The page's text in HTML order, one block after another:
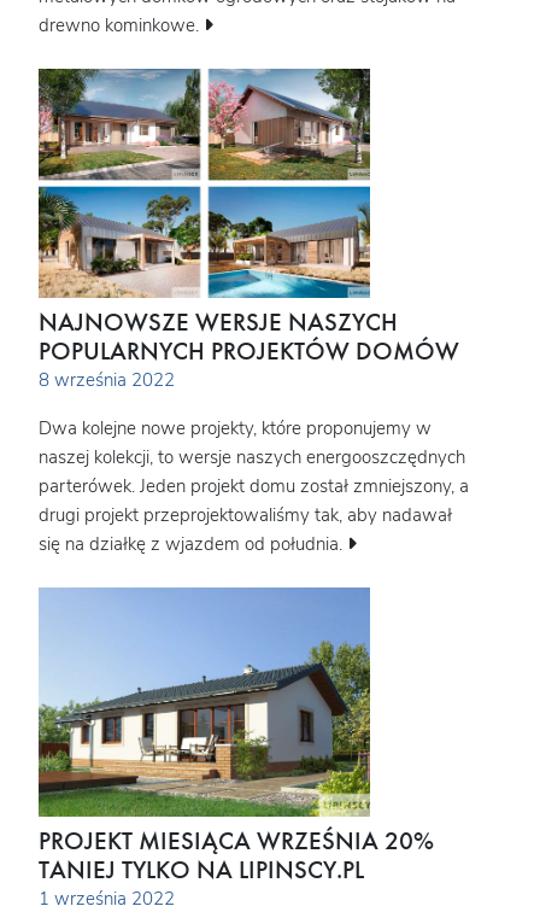
drewno kominkowe.
NAJNOWSZE WERSJE NASZYCH
POPULARNYCH PROJEKTÓW DOMÓW
8 września 2022
Dwa kolejne nowe projekty, które proponujemy w
naszej kolekcji, to wersje naszych energooszczędnych
parterówek. Jeden projekt domu został zmniejszony, a
drugi projekt przeprojektowaliśmy tak, aby nadawał
się na działkę z wjazdem od południa.
PROJEKT MIESIĄCA WRZEŚNIA 20%
TANIEJ TYLKO NA LIPINSCY.PL
1 września 2022